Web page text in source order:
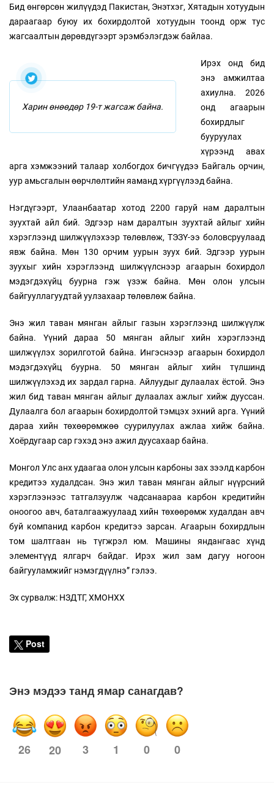
Бид өнгөрсөн жилүүдэд Пакистан, Энэтхэг, Хятадын хотуудын
дараагаар буюу их бохирдолтой хотуудын тоонд орж тус
жагсаалтын дөрөвдүгээрт эрэмбэлэгдэж байлаа.
Харин өнөөдөр 19-т жагсаж байна.
Ирэх онд бид
энэ амжилтаа
ахиулна. 2026
онд агаарын
бохирдлыг
бууруулах
хүрээнд авах
арга хэмжээний талаар холбогдох бичгүүдээ Байгаль орчин,
уур амьсгалын өөрчлөлтийн яаманд хүргүүлээд байна.
Нэгдүгээрт, Улаанбаатар хотод 2200 гаруй нам даралтын
зуухтай айл бий. Эдгээр нам даралтын зуухтай айлыг хийн
хэрэглээнд шилжүүлэхээр төлөвлөж, ТЭЗҮ-ээ боловсруулаад
явж байна. Мөн 130 орчим уурын зуух бий. Эдгээр уурын
зуухыг хийн хэрэглээнд шилжүүлснээр агаарын бохирдол
мэдэгдэхүйц буурна гэж үзэж байна. Мөн олон улсын
байгууллагуудтай уулзахаар төлөвлөж байна.
Энэ жил таван мянган айлыг газын хэрэглээнд шилжүүлж
байна. Үүний дараа 50 мянган айлыг хийн хэрэглээнд
шилжүүлэх зорилготой байна. Ингэснээр агаарын бохирдол
мэдэгдэхүйц буурна. 50 мянган айлыг хийн түлшинд
шилжүүлэхэд их зардал гарна. Айлуудыг дулаалах ёстой. Энэ
жил бид таван мянган айлыг дулаалах ажлыг хийж дууссан.
Дулаалга бол агаарын бохирдолтой тэмцэх эхний арга. Үүний
дараа хийн төхөөрөмжөө суурилуулах ажлаа хийж байна.
Хоёрдугаар сар гэхэд энэ ажил дуусахаар байна.
Монгол Улс анх удаагаа олон улсын карбоны зах зээлд карбон
кредитээ худалдсан. Энэ жил таван мянган айлыг нүүрсний
хэрэглээнээс татгалзуулж чадсанаараа карбон кредитийн
оноогоо авч, баталгаажуулаад хийн төхөөрөмж худалдан авч
буй компанид карбон кредитээ зарсан. Агаарын бохирдлын
том шалтгаан нь түгжрэл юм. Машины яндангаас хүнд
элементүүд ялгарч байдаг. Ирэх жил зам дагуу ногоон
байгууламжийг нэмэгдүүлнэ” гэлээ.
Эх сурвалж: НЗДТГ, ХМОНХХ
Post
Энэ мэдээ танд ямар санагдав?
26 20 3 1 0 0